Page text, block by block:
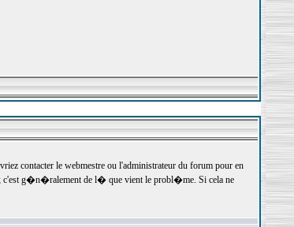
contacter le webmestre ou l'administrateur du forum pour en
c'est g�n�ralement de l� que vient le probl�me. Si cela ne